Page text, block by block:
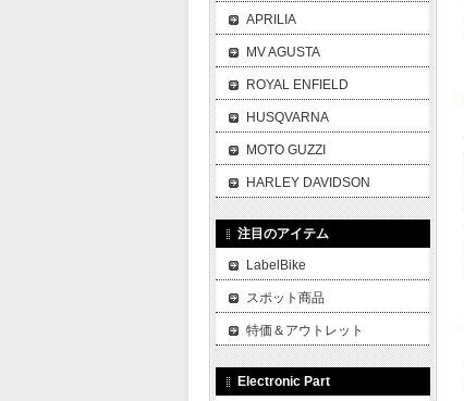
APRILIA
MV AGUSTA
ROYAL ENFIELD
HUSQVARNA
MOTO GUZZI
HARLEY DAVIDSON
注目のアイテム
LabelBike
スポット商品
特価＆アウトレット
Electronic Part